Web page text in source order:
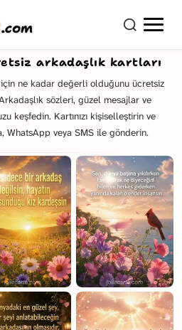
.com
arkadaşlık kartları
için ne kadar değerli olduğunu ücretsiz
sözleri, güzel mesajlar ve
keşfedin. Kartınızı kişiselleştirin ve
WhatsApp veya SMS ile gönderin.